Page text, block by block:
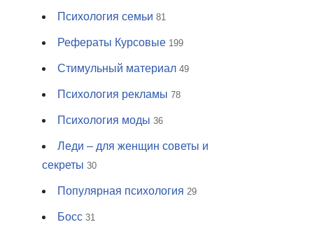
Психология семьи 81
Рефераты Курсовые 199
Стимульный материал 49
Психология рекламы 78
Психология моды 36
Леди – для женщин советы и
секреты 30
Популярная психология 29
Босс 31